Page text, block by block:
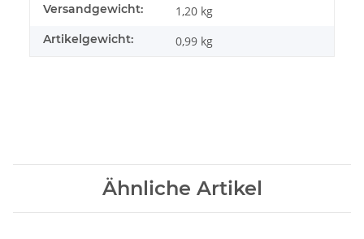
Versandgewicht: 1,20 kg
Artikelgewicht: 0,99 kg
Ähnliche Artikel